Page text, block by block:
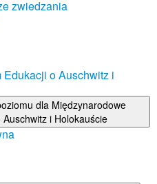
zwiedzania
o Auschwitz i
dla Międzynarodowe
i Holokauście